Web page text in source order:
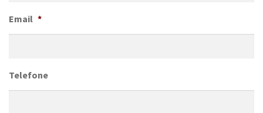
Email *
Telefone